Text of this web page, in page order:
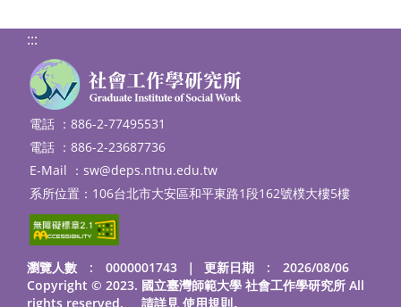
:::
電話 ：886-2-77495531
電話 ：886-2-23687736
E-Mail ： sw@deps.ntnu.edu.tw
系所位置：106台北市大安區和平東路1段162號樸大樓5樓
瀏覽人數 : 0000001743 ｜
更新日期 : 2026/08/06
Copyright © 2023. 國立臺灣師範大學 社會工作學研究所 All
rights reserved. 請詳見 使用規則。